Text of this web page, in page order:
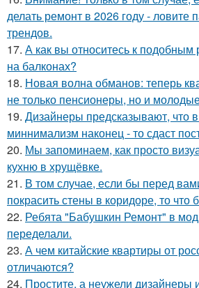
делать ремонт в 2026 году - ловите
трендов.
17. А как вы относитесь к подобным
на балконах?
18. Новая волна обманов: теперь
не только пенсионеры, но и
19. Дизайнеры предсказывают, что
миннимализм наконец - то сдаст
20. Мы запоминаем, как просто
кухню в хрущёвке.
21. В том случае, если бы перед
покрасить стены в коридоре, то
22. Ребята "Бабушкин Ремонт" в
переделали.
23. А чем китайские квартиры от
отличаются?
24. Простите, а неужели дизайнеры